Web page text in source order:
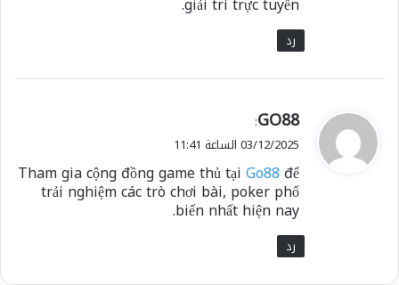
رد
ي
ق
ل
GO88
:
03/12/2025 الساعة 11:41
Tham gia cộng đồng game thủ tạiGo88 để
trải nghiệm các trò chơi bài, poker phổ
biến nhất hiện nay.
رد